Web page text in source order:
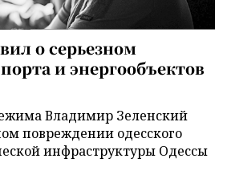
о серьезном
и энергообъектов
Владимир Зеленский
повреждении одесского
инфраструктуры Одессы